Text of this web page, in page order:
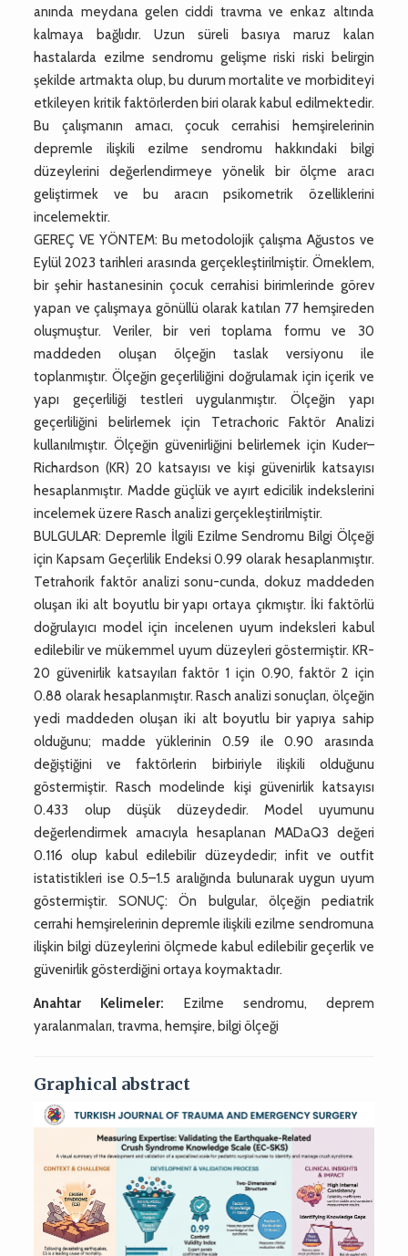
anında meydana gelen ciddi travma ve enkaz altında
kalmaya bağlıdır. Uzun süreli basıya maruz kalan
hastalarda ezilme sendromu gelişme riski riski belirgin
şekilde artmakta olup, bu durum mortalite ve morbiditeyi
etkileyen kritik faktörlerden biri olarak kabul edilmektedir.
Bu çalışmanın amacı, çocuk cerrahisi hemşirelerinin
depremle ilişkili ezilme sendromu hakkındaki bilgi
düzeylerini değerlendirmeye yönelik bir ölçme aracı
geliştirmek ve bu aracın psikometrik özelliklerini
incelemektir.
GEREÇ VE YÖNTEM: Bu metodolojik çalışma Ağustos ve
Eylül 2023 tarihleri arasında gerçekleştirilmiştir. Örneklem,
bir şehir hastanesinin çocuk cerrahisi birimlerinde görev
yapan ve çalışmaya gönüllü olarak katılan 77 hemşireden
oluşmuştur. Veriler, bir veri toplama formu ve 30
maddeden oluşan ölçeğin taslak versiyonu ile
toplanmıştır. Ölçeğin geçerliliğini doğrulamak için içerik ve
yapı geçerliliği testleri uygulanmıştır. Ölçeğin yapı
geçerliliğini belirlemek için Tetrachoric Faktör Analizi
kullanılmıştır. Ölçeğin güvenirliğini belirlemek için Kuder–
Richardson (KR) 20 katsayısı ve kişi güvenirlik katsayısı
hesaplanmıştır. Madde güçlük ve ayırt edicilik indekslerini
incelemek üzere Rasch analizi gerçekleştirilmiştir.
BULGULAR: Depremle İlgili Ezilme Sendromu Bilgi Ölçeği
için Kapsam Geçerlilik Endeksi 0.99 olarak hesaplanmıştır.
Tetrahorik faktör analizi sonu-cunda, dokuz maddeden
oluşan iki alt boyutlu bir yapı ortaya çıkmıştır. İki faktörlü
doğrulayıcı model için incelenen uyum indeksleri kabul
edilebilir ve mükemmel uyum düzeyleri göstermiştir. KR-
20 güvenirlik katsayıları faktör 1 için 0.90, faktör 2 için
0.88 olarak hesaplanmıştır. Rasch analizi sonuçları, ölçeğin
yedi maddeden oluşan iki alt boyutlu bir yapıya sahip
olduğunu; madde yüklerinin 0.59 ile 0.90 arasında
değiştiğini ve faktörlerin birbiriyle ilişkili olduğunu
göstermiştir. Rasch modelinde kişi güvenirlik katsayısı
0.433 olup düşük düzeydedir. Model uyumunu
değerlendirmek amacıyla hesaplanan MADaQ3 değeri
0.116 olup kabul edilebilir düzeydedir; infit ve outfit
istatistikleri ise 0.5–1.5 aralığında bulunarak uygun uyum
göstermiştir. SONUÇ: Ön bulgular, ölçeğin pediatrik
cerrahi hemşirelerinin depremle ilişkili ezilme sendromuna
ilişkin bilgi düzeylerini ölçmede kabul edilebilir geçerlik ve
güvenirlik gösterdiğini ortaya koymaktadır.
Anahtar Kelimeler: Ezilme sendromu, deprem
yaralanmaları, travma, hemşire, bilgi ölçeği
Graphical abstract